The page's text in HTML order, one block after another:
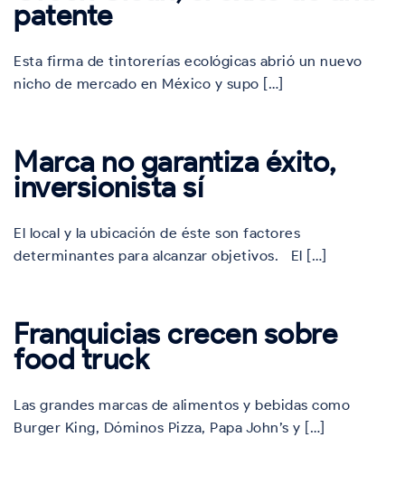
patente
Esta firma de tintorerías ecológicas abrió un nuevo
nicho de mercado en México y supo […]
Marca no garantiza éxito,
inversionista sí
El local y la ubicación de éste son factores
determinantes para alcanzar objetivos. El […]
Franquicias crecen sobre
food truck
Las grandes marcas de alimentos y bebidas como
Burger King, Dóminos Pizza, Papa John’s y […]